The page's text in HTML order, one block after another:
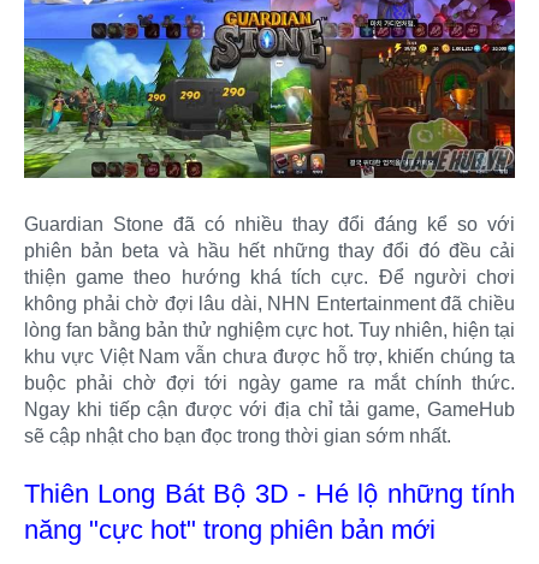
Guardian Stone đã có nhiều thay đổi đáng kể so với
phiên bản beta và hầu hết những thay đổi đó đều cải
thiện game theo hướng khá tích cực. Để người chơi
không phải chờ đợi lâu dài, NHN Entertainment đã chiều
lòng fan bằng bản thử nghiệm cực hot. Tuy nhiên, hiện tại
khu vực Việt Nam vẫn chưa được hỗ trợ, khiến chúng ta
buộc phải chờ đợi tới ngày game ra mắt chính thức.
Ngay khi tiếp cận được với địa chỉ tải game, GameHub
sẽ cập nhật cho bạn đọc trong thời gian sớm nhất.
Thiên Long Bát Bộ 3D - Hé lộ những tính
năng "cực hot" trong phiên bản mới